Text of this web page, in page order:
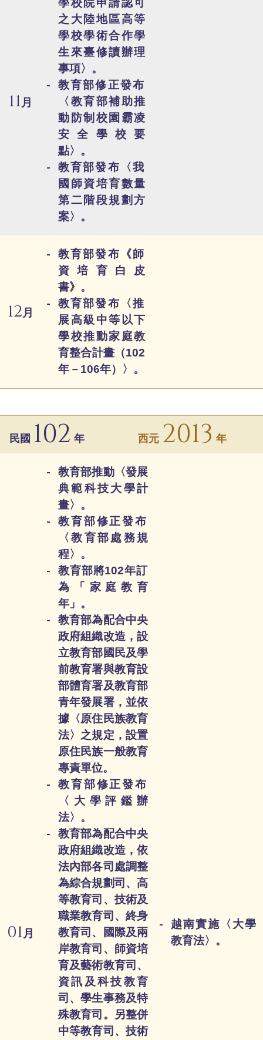
11月
之大陸地區高等
學校學術合作學
生來臺修讀辦理
事項〉。
教育部修正發布
〈教育部補助推
動防制校園霸凌
安全學校要
點〉。
教育部發布〈我
國師資培育數量
第二階段規劃方
案〉。
12月
教育部發布《師
資培育白皮
書》。
教育部發布〈推
展高級中等以下
學校推動家庭教
育整合計畫（102
年－106年）〉。
民國 102 年 西元 2013 年
01月
教育部推動〈發展
典範科技大學計
畫〉。
教育部修正發布
〈教育部處務規
程〉。
教育部將102年訂
為「家庭教育
年」。
教育部為配合中央
政府組織改造，設
立教育部國民及學
前教育署與教育設
部體育署及教育部
青年發展署，並依
據〈原住民族教育
法〉之規定，設置
原住民族一般教育
專責單位。
教育部修正發布
〈大學評鑑辦
法〉。
教育部為配合中央
政府組織改造，依
法內部各司處調整
為綜合規劃司、高
等教育司、技術及
職業教育司、終身
教育司、國際及兩
岸教育司、師資培
育及藝術教育司、
資訊及科技教育
司、學生事務及特
殊教育司。另整併
中等教育司、技術
越南實施〈大學
教育法〉。